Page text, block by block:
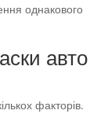
однакового
авто
факторів.